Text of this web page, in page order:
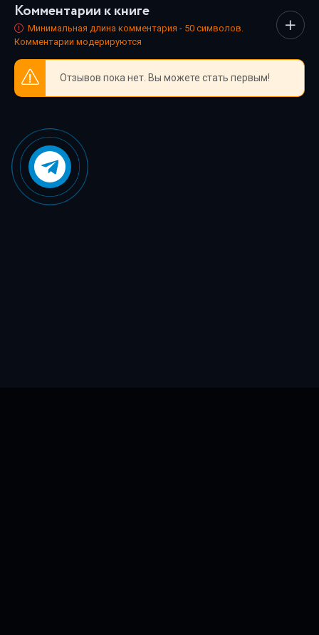
собрали всё, чтобы каждый нашёл книгу по душе.
Комментарии к книге
Минимальная длина комментария - 50 символов.
Комментарии модерируются
Отзывов пока нет. Вы можете стать первым!